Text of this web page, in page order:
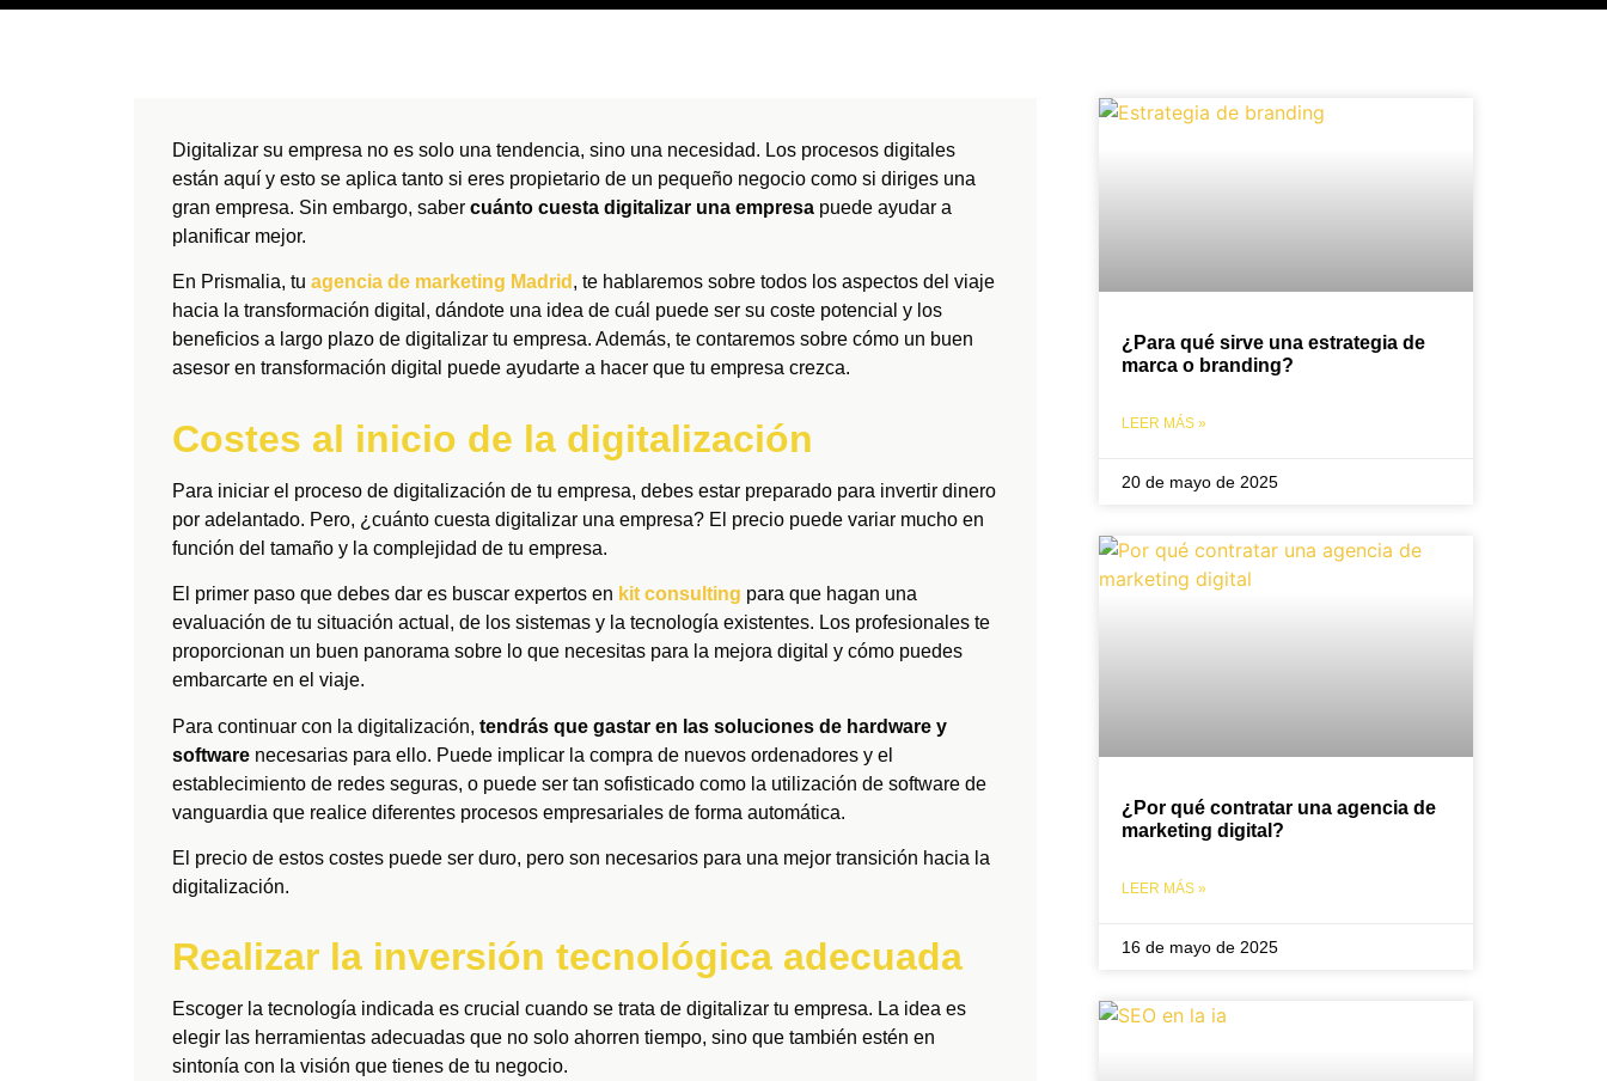
Digitalizar su empresa no es solo una tendencia, sino una necesidad. Los procesos digitales
están aquí y esto se aplica tanto si eres propietario de un pequeño negocio como si diriges una
gran empresa. Sin embargo, saber cuánto cuesta digitalizar una empresa puede ayudar a
planificar mejor.
En Prismalia, tu agencia de marketing Madrid , te hablaremos sobre todos los aspectos del viaje
hacia la transformación digital, dándote una idea de cuál puede ser su coste potencial y los
beneficios a largo plazo de digitalizar tu empresa. Además, te contaremos sobre cómo un buen
asesor en transformación digital puede ayudarte a hacer que tu empresa crezca.
Costes al inicio de la digitalización
Para iniciar el proceso de digitalización de tu empresa, debes estar preparado para invertir dinero
por adelantado. Pero, ¿cuánto cuesta digitalizar una empresa? El precio puede variar mucho en
función del tamaño y la complejidad de tu empresa.
El primer paso que debes dar es buscar expertos en kit consulting para que hagan una
evaluación de tu situación actual, de los sistemas y la tecnología existentes. Los profesionales te
proporcionan un buen panorama sobre lo que necesitas para la mejora digital y cómo puedes
embarcarte en el viaje.
Para continuar con la digitalización, tendrás que gastar en las soluciones de hardware y
software necesarias para ello. Puede implicar la compra de nuevos ordenadores y el
establecimiento de redes seguras, o puede ser tan sofisticado como la utilización de software de
vanguardia que realice diferentes procesos empresariales de forma automática.
El precio de estos costes puede ser duro, pero son necesarios para una mejor transición hacia la
digitalización.
Realizar la inversión tecnológica adecuada
Escoger la tecnología indicada es crucial cuando se trata de digitalizar tu empresa. La idea es
elegir las herramientas adecuadas que no solo ahorren tiempo, sino que también estén en
sintonía con la visión que tienes de tu negocio.
¿Para qué sirve una estrategia de
marca o branding?
LEER MÁS »
20 de mayo de 2025
¿Por qué contratar una agencia de
marketing digital​?
LEER MÁS »
16 de mayo de 2025